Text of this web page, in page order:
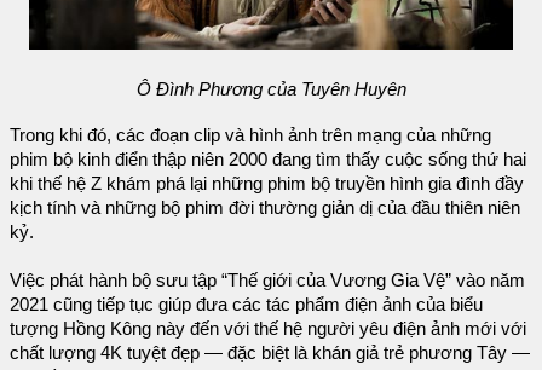
Ô Đình Phương của Tuyên Huyên
Trong khi đó, các đoạn clip và hình ảnh trên mạng của những
phim bộ kinh điển thập niên 2000 đang tìm thấy cuộc sống thứ hai
khi thế hệ Z khám phá lại những phim bộ truyền hình gia đình đầy
kịch tính và những bộ phim đời thường giản dị của đầu thiên niên
kỷ.
Việc phát hành bộ sưu tập “Thế giới của Vương Gia Vệ” vào năm
2021 cũng tiếp tục giúp đưa các tác phẩm điện ảnh của biểu
tượng Hồng Kông này đến với thế hệ người yêu điện ảnh mới với
chất lượng 4K tuyệt đẹp — đặc biệt là khán giả trẻ phương Tây —